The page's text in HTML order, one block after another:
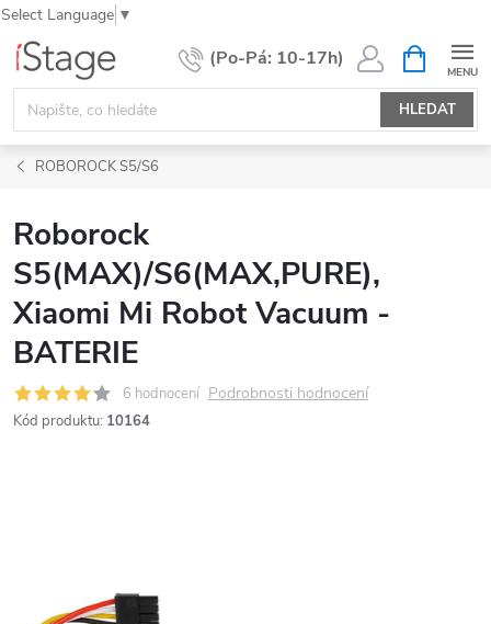
Select Language ▼
Přejít
obsah
HLEDAT
NÁKUPNÍ
KOŠÍK
ROBOROCK S5/S6
Roborock
S5(MAX)/S6(MAX,PURE),
Xiaomi Mi Robot Vacuum -
BATERIE
6 hodnocení Podrobnosti hodnocení
Kód produktu: 10164